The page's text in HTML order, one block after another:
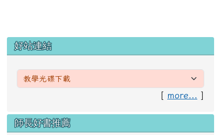
左邊區域內容
好站連結
[ more... ]
右邊區域內容
師長好書推薦